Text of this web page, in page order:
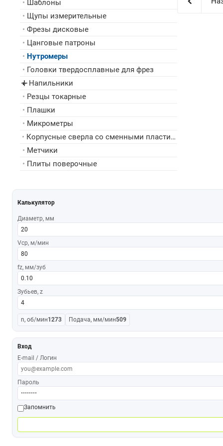
• Шаблоны
• Щупы измерительные
• Фрезы дисковые
• Цанговые патроны
• Нутромеры
• Головки твердосплавные для фрез
▸ Напильники
• Резцы токарные
• Плашки
• Микрометры
•
Корпусные сверла со сменными пластинами
• Метчики
• Плиты поверочные
Калькулятор
Диаметр, мм
Vср, м/мин
fz, мм/зуб
Зубьев, z
n, об/мин1273 Подача, мм/мин509
Вход
E-mail / Логин
Пароль
Запомнить